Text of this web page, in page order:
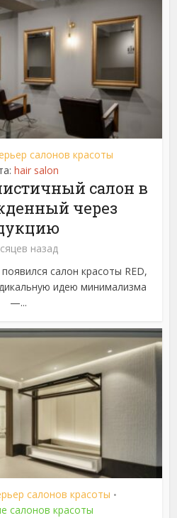
салонов красоты
hair salon
салон в
через
назад
салон красоты RED,
идею минимализма
—...
салонов красоты •
салонов красоты